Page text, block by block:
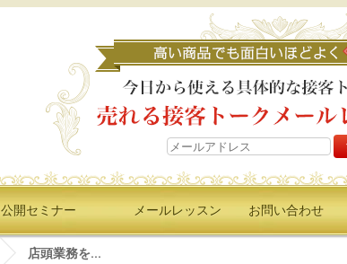
公開セミナー メールレッスン お問い合わせ
店頭業務を...